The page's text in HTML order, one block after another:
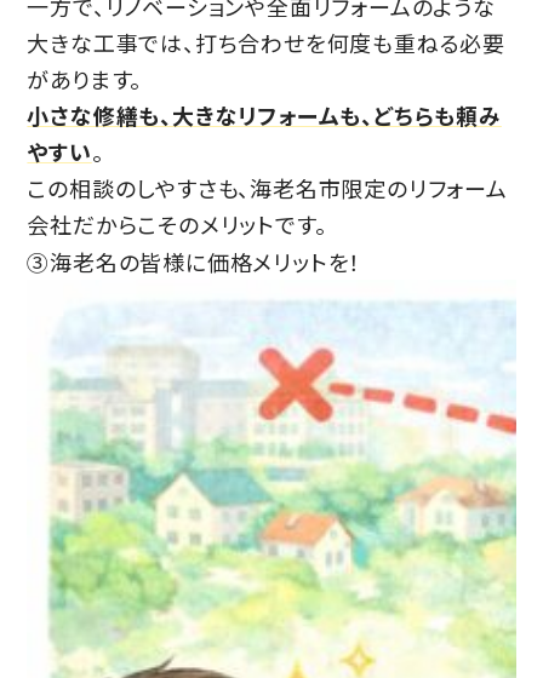
大きな工事では、打ち合わせを何度も重ねる必要
があります。
小さな修繕も、大きなリフォームも、どちらも頼み
やすい。
この相談のしやすさも、海老名市限定のリフォーム
会社だからこそのメリットです。
③海老名の皆様に価格メリットを！